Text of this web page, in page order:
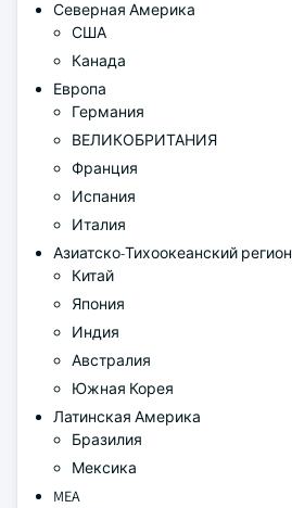
Северная Америка
США
Канада
Европа
Германия
ВЕЛИКОБРИТАНИЯ
Франция
Испания
Италия
Азиатско-Тихоокеанский регион
Китай
Япония
Индия
Австралия
Южная Корея
Латинская Америка
Бразилия
Мексика
MEA